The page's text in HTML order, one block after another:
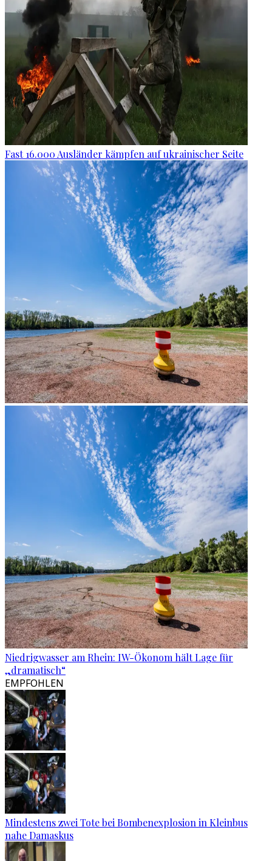
Fast 16.000 Ausländer kämpfen auf ukrainischer Seite
Niedrigwasser am Rhein: IW-Ökonom hält Lage für
„dramatisch“
EMPFOHLEN
Mindestens zwei Tote bei Bombenexplosion in Kleinbus
nahe Damaskus